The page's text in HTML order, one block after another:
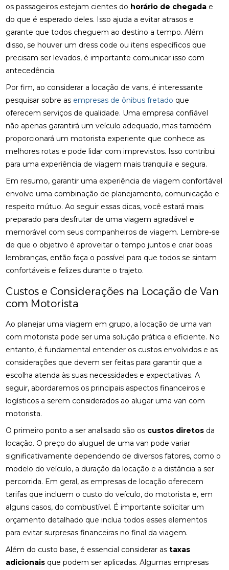
os passageiros estejam cientes do horário de chegada e
do que é esperado deles. Isso ajuda a evitar atrasos e
garante que todos cheguem ao destino a tempo. Além
disso, se houver um dress code ou itens específicos que
precisam ser levados, é importante comunicar isso com
antecedência.
Por fim, ao considerar a locação de vans, é interessante
pesquisar sobre as empresas de ônibus fretado que
oferecem serviços de qualidade. Uma empresa confiável
não apenas garantirá um veículo adequado, mas também
proporcionará um motorista experiente que conhece as
melhores rotas e pode lidar com imprevistos. Isso contribui
para uma experiência de viagem mais tranquila e segura.
Em resumo, garantir uma experiência de viagem confortável
envolve uma combinação de planejamento, comunicação e
respeito mútuo. Ao seguir essas dicas, você estará mais
preparado para desfrutar de uma viagem agradável e
memorável com seus companheiros de viagem. Lembre-se
de que o objetivo é aproveitar o tempo juntos e criar boas
lembranças, então faça o possível para que todos se sintam
confortáveis e felizes durante o trajeto.
Custos e Considerações na Locação de Van
com Motorista
Ao planejar uma viagem em grupo, a locação de uma van
com motorista pode ser uma solução prática e eficiente. No
entanto, é fundamental entender os custos envolvidos e as
considerações que devem ser feitas para garantir que a
escolha atenda às suas necessidades e expectativas. A
seguir, abordaremos os principais aspectos financeiros e
logísticos a serem considerados ao alugar uma van com
motorista.
O primeiro ponto a ser analisado são os custos diretos da
locação. O preço do aluguel de uma van pode variar
significativamente dependendo de diversos fatores, como o
modelo do veículo, a duração da locação e a distância a ser
percorrida. Em geral, as empresas de locação oferecem
tarifas que incluem o custo do veículo, do motorista e, em
alguns casos, do combustível. É importante solicitar um
orçamento detalhado que inclua todos esses elementos
para evitar surpresas financeiras no final da viagem.
Além do custo base, é essencial considerar astaxas
adicionais que podem ser aplicadas. Algumas empresas